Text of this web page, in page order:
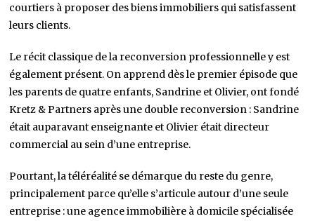
courtiers à proposer des biens immobiliers qui satisfassent
leurs clients.
Le récit classique de la reconversion professionnelle y est
également présent. On apprend dès le premier épisode que
les parents de quatre enfants, Sandrine et Olivier, ont fondé
Kretz & Partners après une double reconversion : Sandrine
était auparavant enseignante et Olivier était directeur
commercial au sein d’une entreprise.
Pourtant, la téléréalité se démarque du reste du genre,
principalement parce qu’elle s’articule autour d’une seule
entreprise : une agence immobilière à domicile spécialisée